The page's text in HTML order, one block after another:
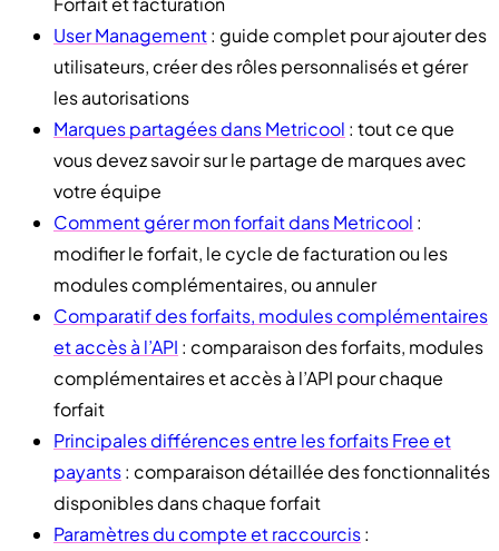
User Management: guide complet pour ajouter des
utilisateurs, créer des rôles personnalisés et gérer
les autorisations
Marques partagées dans Metricool : tout ce que
vous devez savoir sur le partage de marques avec
votre équipe
Comment gérer mon forfait dans Metricool :
modifier le forfait, le cycle de facturation ou les
modules complémentaires, ou annuler
Comparatif des forfaits, modules complémentaires
et accès à l’API : comparaison des forfaits, modules
complémentaires et accès à l’API pour chaque
forfait
Principales différences entre les forfaits Free et
payants: comparaison détaillée des fonctionnalités
disponibles dans chaque forfait
Paramètres du compte et raccourcis: